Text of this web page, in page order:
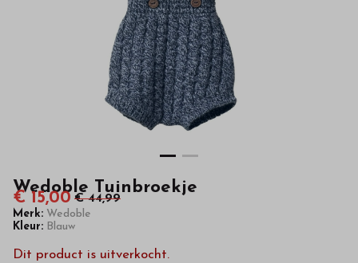
webshop
Wedoble Tuinbroekje
€ 15,00 € 44,99
Merk: Wedoble
Kleur: Blauw
Dit product is uitverkocht.